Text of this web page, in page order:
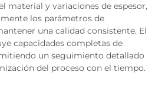
material y variaciones de espesor,
los parámetros de
una calidad consistente. El
capacidades completas de
un seguimiento detallado
del proceso con el tiempo.